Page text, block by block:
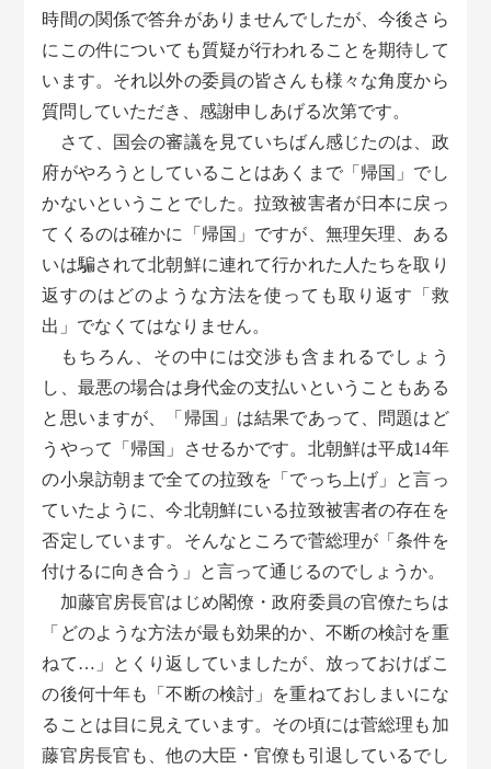
時間の関係で答弁がありませんでしたが、今後さら
にこの件についても質疑が行われることを期待して
います。それ以外の委員の皆さんも様々な角度から
質問していただき、感謝申しあげる次第です。
さて、国会の審議を見ていちばん感じたのは、政
府がやろうとしていることはあくまで「帰国」でし
かないということでした。拉致被害者が日本に戻っ
てくるのは確かに「帰国」ですが、無理矢理、ある
いは騙されて北朝鮮に連れて行かれた人たちを取り
返すのはどのような方法を使っても取り返す「救
出」でなくてはなりません。
もちろん、その中には交渉も含まれるでしょう
し、最悪の場合は身代金の支払いということもある
と思いますが、「帰国」は結果であって、問題はど
うやって「帰国」させるかです。北朝鮮は平成14年
の小泉訪朝まで全ての拉致を「でっち上げ」と言っ
ていたように、今北朝鮮にいる拉致被害者の存在を
否定しています。そんなところで菅総理が「条件を
付けるに向き合う」と言って通じるのでしょうか。
加藤官房長官はじめ閣僚・政府委員の官僚たちは
「どのような方法が最も効果的か、不断の検討を重
ねて…」とくり返していましたが、放っておけばこ
の後何十年も「不断の検討」を重ねておしまいにな
ることは目に見えています。その頃には菅総理も加
藤官房長官も、他の大臣・官僚も引退しているでし